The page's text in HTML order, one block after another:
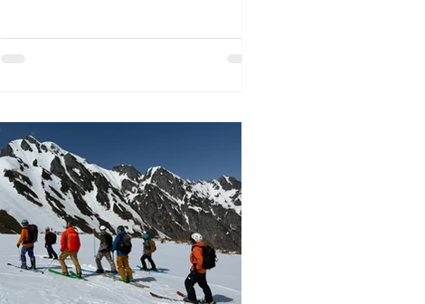
を締めくくりました。日本海を望む大斜